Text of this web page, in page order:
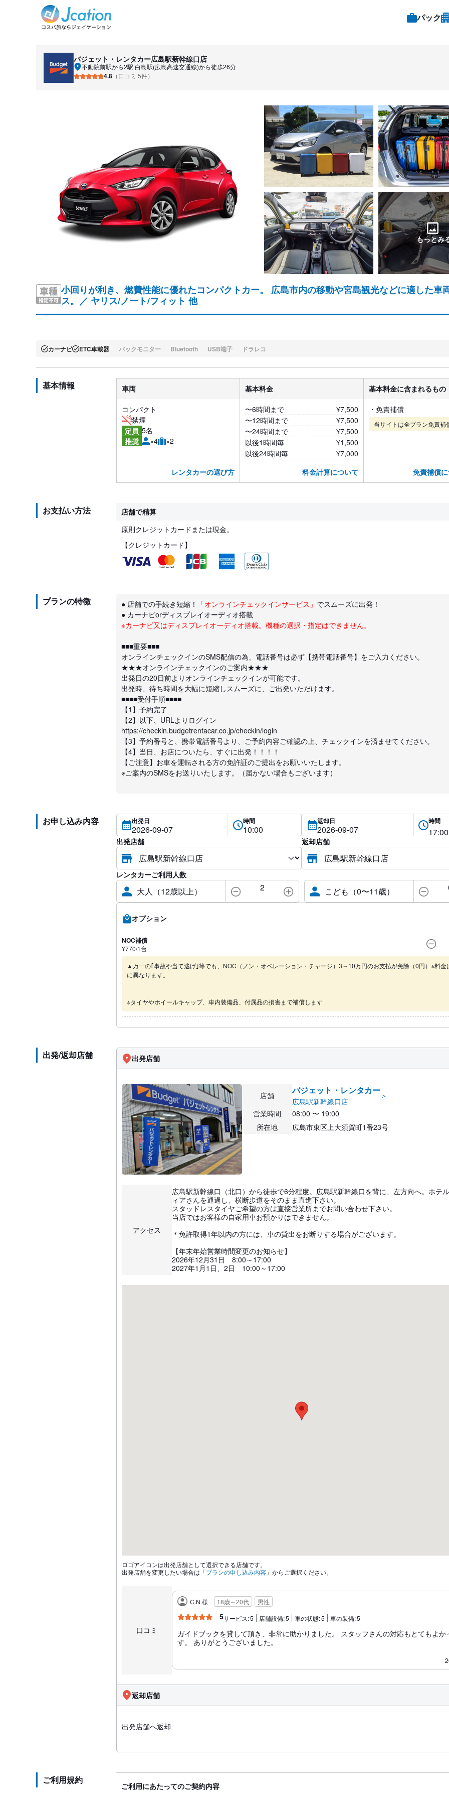
パック
バジェット・レンタカー広島駅新幹線口店
不動院前駅から2駅 白島駅(広島高速交通線)から徒歩26分
4.8 （口コミ 5件）
もっとみ
小回りが利き、燃費性能に優れたコンパクトカー。 広島市内の移動や宮島観光などに適した車
ス。／ ヤリス/ノート/フィット 他
カーナビ ETC車載器 バックモニター Bluetooth USB端子 ドラレコ
基本情報 車両
コンパクト
禁煙
定員 5名
推奨
×4 ×2
レンタカーの選び方
基本料金
〜6時間まで
¥7,500
〜12時間まで
¥7,500
〜24時間まで
¥7,500
以後1時間毎
¥1,500
以後24時間毎
¥7,000
料金計算について
基本料金に含まれるもの
・免責補償
当サイトは全プラン免責補
免責補償
お支払い方法
店舗で精算
原則クレジットカードまたは現金。
【クレジットカード】
プランの特徴 ● 店舗での手続き短縮！ 「オンラインチェックインサービス」 でスムーズに出発！
● カーナビorディスプレイオーディオ搭載
※カーナビ又はディスプレイオーディオ搭載。機種の選択・指定はできません。
■■■重要■■■
オンラインチェックインのSMS配信の為、電話番号は必ず【携帯電話番号】をご入力ください。
★★★オンラインチェックインのご案内★★★
出発日の20日前よりオンラインチェックインが可能です。
出発時、待ち時間を大幅に短縮しスムーズに、ご出発いただけます。
■■■■受付手順■■■■
【1】予約完了
【2】以下、URLよりログイン
https://checkin.budgetrentacar.co.jp/checkin/login
【3】予約番号と、携帯電話番号より、ご予約内容ご確認の上、チェックインを済ませてください。
【4】当日、お店についたら、すぐに出発！！！！
【ご注意】お車を運転される方の免許証のご提出をお願いいたします。
※ご案内のSMSをお送りいたします。（届かない場合もございます）
お申し込み内容 出発日 時間
出発店舗
返却日 時間
返却店舗
レンタカーご利用人数
大人（12歳以上） 2 こども（0〜11歳）
オプション
NOC補償
¥770/1台
▲万一の｢事故や当て逃げ｣等でも、NOC（ノン・オペレーション・チャージ）3～10万円のお支払が免除（0円）※料金
に異なります。
※タイヤやホイールキャップ、車内装備品、付属品の損害まで補償します
出発/返却店舗 出発店舗
店舗 バジェット・レンタカー
広島駅新幹線口店
＞
営業時間
08:00 〜 19:00
所在地
広島市東区上大須賀町1番23号
アクセス
広島駅新幹線口（北口）から徒歩で6分程度。広島駅新幹線口を背に、左方向へ。ホテ
ィアさんを通過し、横断歩道をそのまま直進下さい。
スタッドレスタイヤご希望の方は直接営業所までお問い合わせ下さい。
当店ではお客様の自家用車お預かりはできません。
＊免許取得1年以内の方には、車の貸出をお断りする場合がございます。
【年末年始営業時間変更のお知らせ】
2026年12月31日 8:00～17:00
2027年1月1日、2日 10:00～17:00
ロゴアイコンは出発店舗として選択できる店舗です。
出発店舗を変更したい場合は「プランの申し込み内容 」からご選択ください。
口コミ
C.N.様 18歳～20代 男性
5サービス:5 店舗設備:5 車の状態:5 車の装備:5
ガイドブックを貸して頂き、非常に助かりました。 スタッフさんの対応もとてもよか
す。 ありがとうございました。
返却店舗
出発店舗へ返却
ご利用規約
ご利用にあたってのご契約内容